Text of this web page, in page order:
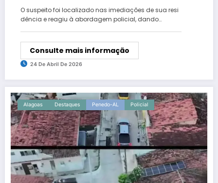
O suspeito foi localizado nas imediações de sua resi
dência e reagiu à abordagem policial, dando…
Consulte mais informação
24 De Abril De 2026
Alagoas Destaques Penedo-AL Policial